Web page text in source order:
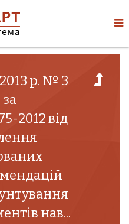
р. № 3
2012 від
нав...